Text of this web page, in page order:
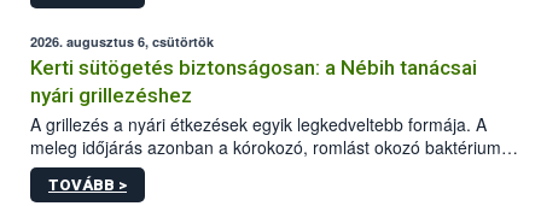
érésű szőlőkben is legyen lehetőség a károsító elleni további
védekezésre. Az Oroganic készítmény kis kiszerelésben kiskerti
felhasználók számára is elérhető és ökológiai termesztésben is
engedélyezett.
2026. augusztus 6, csütörtök
Kerti sütögetés biztonságosan: a Nébih tanácsai
nyári grillezéshez
A grillezés a nyári étkezések egyik legkedveltebb formája. A
meleg időjárás azonban a kórokozó, romlást okozó baktériumok
gyorsabb szaporodásának is kedvez. A szabadtéri sütögetés
ezért nem csupán a megfelelő sütési technikáról szól: legalább
TOVÁBB >